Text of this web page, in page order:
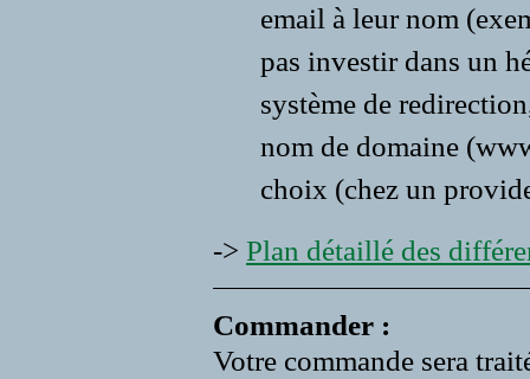
email à leur nom
pas investir dans un
système de
nom de domaine
choix (chez un
-> Plan détaillé des
Commander :
Votre commande sera